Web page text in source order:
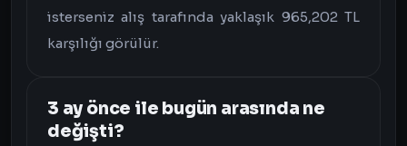
isterseniz alış tarafında yaklaşık 965,202 TL
karşılığı görülür.
3 ay önce ile bugün arasında ne
değişti?